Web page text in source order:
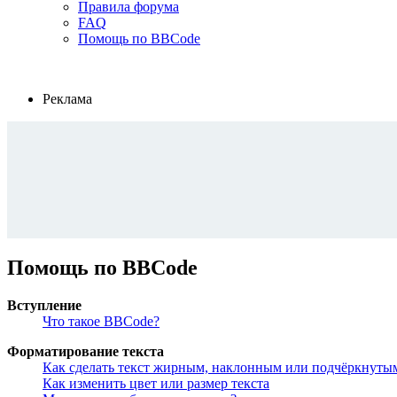
Правила форума
FAQ
Помощь по BBCode
Реклама
Помощь по BBCode
Вступление
Что такое BBCode?
Форматирование текста
Как сделать текст жирным, наклонным или
Как изменить цвет или размер текста